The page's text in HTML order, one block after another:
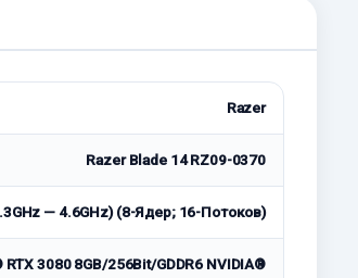
Razer
Razer Blade 14 RZ09-0370
— 4.6GHz) (8-Ядер; 16-Потоков)
RTX 3080 8GB/256Bit/GDDR6 NVIDIA®